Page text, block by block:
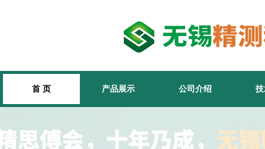
首 页 产品展示 公司介绍